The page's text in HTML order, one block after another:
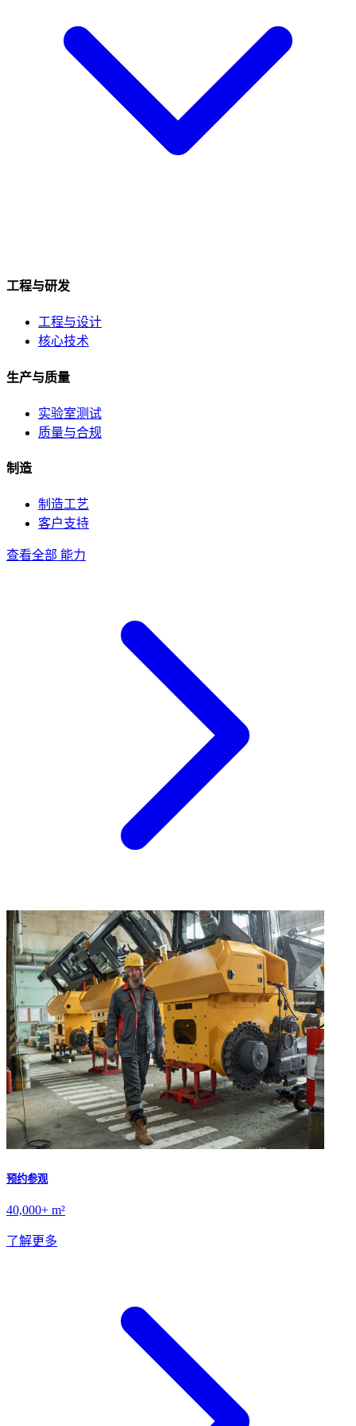
工程与研发
工程与设计
核心技术
生产与质量
实验室测试
质量与合规
制造
制造工艺
客户支持
查看全部 能力
预约参观
40,000+ m²
了解更多